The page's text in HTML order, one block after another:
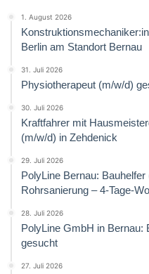
1. August 2026
Berlin am Standort Bernau
31. Juli 2026
Physiotherapeut (m/w/d)
30. Juli 2026
Kraftfahrer mit
(m/w/d) in Zehdenick
29. Juli 2026
PolyLine Bernau:
Rohrsanierung – 4-Tage-
28. Juli 2026
PolyLine GmbH in Bernau:
gesucht
27. Juli 2026